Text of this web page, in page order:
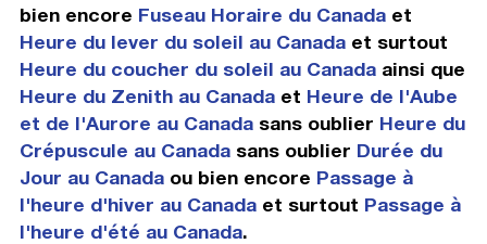
bien encore Fuseau Horaire du Canadaet
Heure du lever du soleil au Canadaet surtout
Heure du coucher du soleil au Canadaainsi que
Heure du Zenith au Canadaet Heure de l'Aube
et de l'Aurore au Canadasans oublier Heure du
Crépuscule au Canadasans oublier Durée du
Jour au Canadaou bien encore Passage à
l'heure d'hiver au Canadaet surtout Passage à
l'heure d'été au Canada.